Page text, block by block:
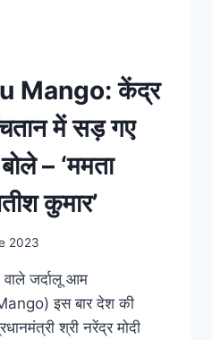
Mango: केंद्र
में सड़ गए
– ‘ममता
कुमार’
2023
वाले जर्दालू आम
इस बार देश की
श्री नरेंद्र मोदी